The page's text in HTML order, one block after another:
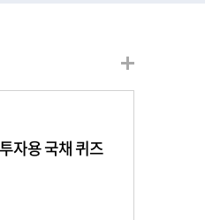
자용 국채 퀴즈